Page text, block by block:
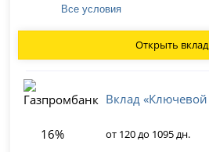
Все условия
Открыть вклад
Вклад
16% от 120 до 1095 дн.